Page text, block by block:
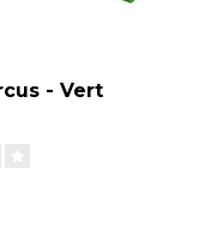
- Vert